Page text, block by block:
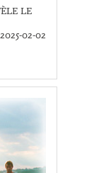
LE
2025-02-02